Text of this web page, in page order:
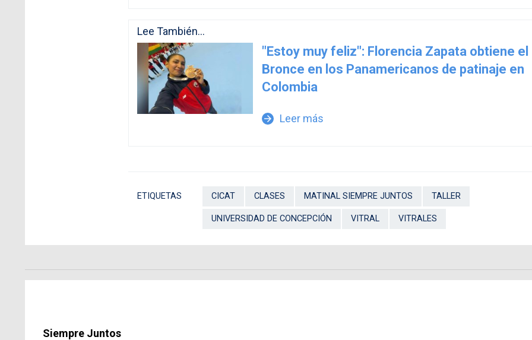
Lee También...
"Estoy muy feliz": Florencia Zapata obtiene el
Bronce en los Panamericanos de patinaje en
Colombia
arrow_forward Leer más
ETIQUETAS CICAT CLASES MATINAL SIEMPRE JUNTOS TALLER
UNIVERSIDAD DE CONCEPCIÓN VITRAL VITRALES
Siempre Juntos